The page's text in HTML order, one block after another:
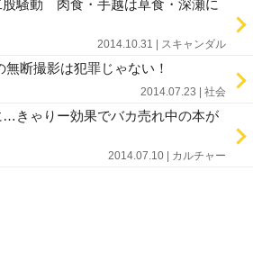
股騒動 肉食・手越は草食・深瀬に
2014.10.31 | スキャンダル
断撮影は犯罪じゃない！
2014.07.23 | 社会
…きゃりー効果でバカ売れ中の本が
2014.07.10 | カルチャー